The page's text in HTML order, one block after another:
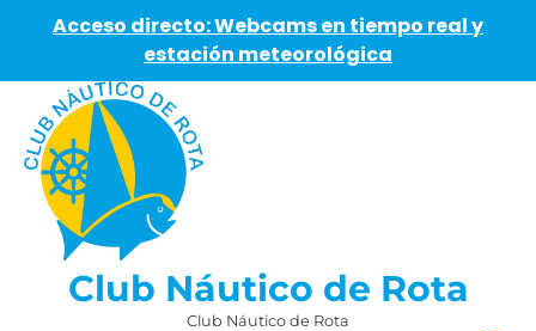
Acceso directo: Webcams en tiempo real y
estación meteorológica
content
Club Náutico de Rota
Club Náutico de Rota